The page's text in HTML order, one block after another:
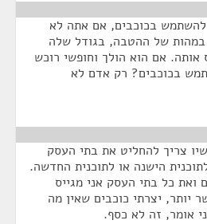
להשתמש בכוכבים, אם אתה לא
במהות של ההטבה, בגודל שלה
אם הוא הולך וחופשי רוכש
בכוכבים? רק אדם לא
צריך להחליט את בתי העסק
הישנה או לתוכנית החדשה.
ואת כל בתי העסק אני מגייס
יותר, יצרתי כוכבים שאין מה
אומר, זה לא כסף.